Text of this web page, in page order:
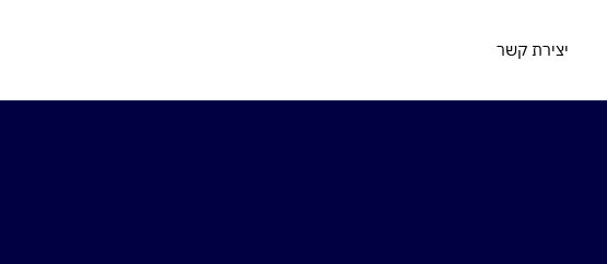
יצירת קשר